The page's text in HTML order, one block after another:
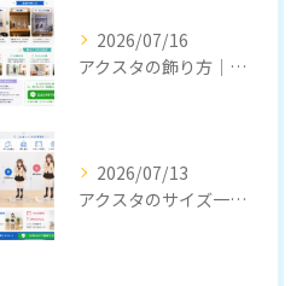
2026/07/16
アクスタの飾り方｜おしゃれに見せるコツと収納のポイント
2026/07/13
アクスタのサイズ一覧｜定番サイズと選び方をわかりやすく解説